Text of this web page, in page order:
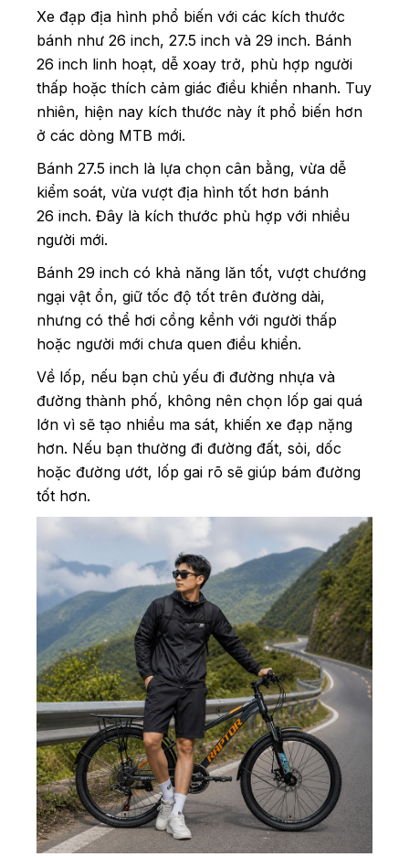
Xe đạp địa hình phổ biến với các kích thước
bánh như 26 inch, 27.5 inch và 29 inch. Bánh
26 inch linh hoạt, dễ xoay trở, phù hợp người
thấp hoặc thích cảm giác điều khiển nhanh. Tuy
nhiên, hiện nay kích thước này ít phổ biến hơn
ở các dòng MTB mới.
Bánh 27.5 inch là lựa chọn cân bằng, vừa dễ
kiểm soát, vừa vượt địa hình tốt hơn bánh
26 inch. Đây là kích thước phù hợp với nhiều
người mới.
Bánh 29 inch có khả năng lăn tốt, vượt chướng
ngại vật ổn, giữ tốc độ tốt trên đường dài,
nhưng có thể hơi cồng kềnh với người thấp
hoặc người mới chưa quen điều khiển.
Về lốp, nếu bạn chủ yếu đi đường nhựa và
đường thành phố, không nên chọn lốp gai quá
lớn vì sẽ tạo nhiều ma sát, khiến xe đạp nặng
hơn. Nếu bạn thường đi đường đất, sỏi, dốc
hoặc đường ướt, lốp gai rõ sẽ giúp bám đường
tốt hơn.